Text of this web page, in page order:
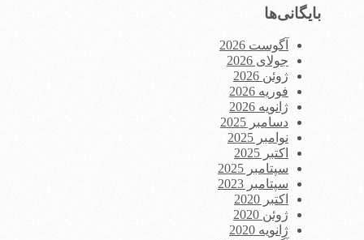
بایگانی‌ها
آگوست 2026
جولای 2026
ژوئن 2026
فوریه 2026
ژانویه 2026
دسامبر 2025
نوامبر 2025
اکتبر 2025
سپتامبر 2025
سپتامبر 2023
اکتبر 2020
ژوئن 2020
ژانویه 2020